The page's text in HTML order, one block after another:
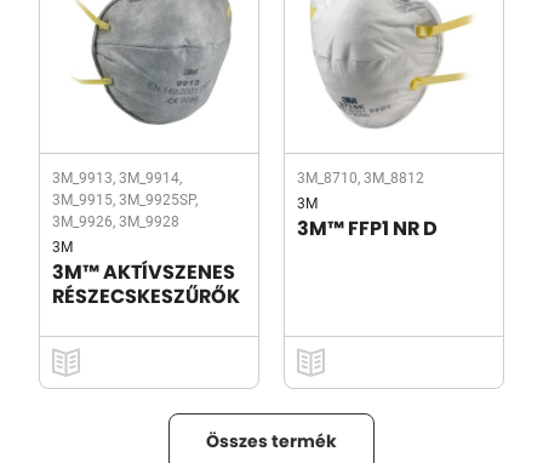
3M_9913, 3M_9914,
3M_9915, 3M_9925SP,
3M_9926, 3M_9928
3M
3M™ AKTÍVSZENES
RÉSZECSKESZŰRŐK
3M_8710, 3M_8812
3M
3M™ FFP1 NR D
Összes termék